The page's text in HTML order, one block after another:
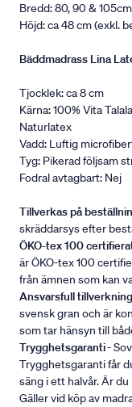
Bredd: 80, 90 & 105cm
Höjd: ca 48 cm (exkl.
Bäddmadrass Lina
Tjocklek: ca 8 cm
Kärna: 100% Vita
Naturlatex
Vadd: Luftig
Tyg: Pikerad följsam
Fodral avtagbart: Nej
Tillverkas på
skräddarsys efter
ÖKO-tex 100
är ÖKO-tex 100
från ämnen som kan
Ansvarsfull tillverkning
svensk gran och är
som tar hänsyn till
Trygghetsgaranti-
Trygghetsgaranti får
säng i ett halvår. Är
Gäller vid köp av